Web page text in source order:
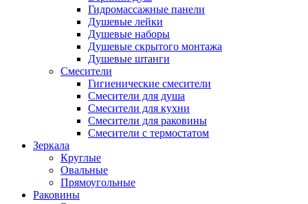
Гидромассажные панели
Душевые лейки
Душевые наборы
Душевые скрытого монтажа
Душевые штанги
Смесители
Гигиенические смесители
Смесители для душа
Смесители для кухни
Смесители для раковины
Смесители с термостатом
Зеркала
Круглые
Овальные
Прямоугольные
Раковины